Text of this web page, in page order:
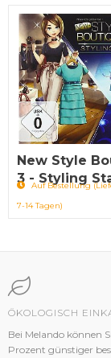
New Style
3 - Styling
Auf Bestellung
7-14 Tagen)
ÖKOLOGISCH
Bei Melando können
Prozent günstiger